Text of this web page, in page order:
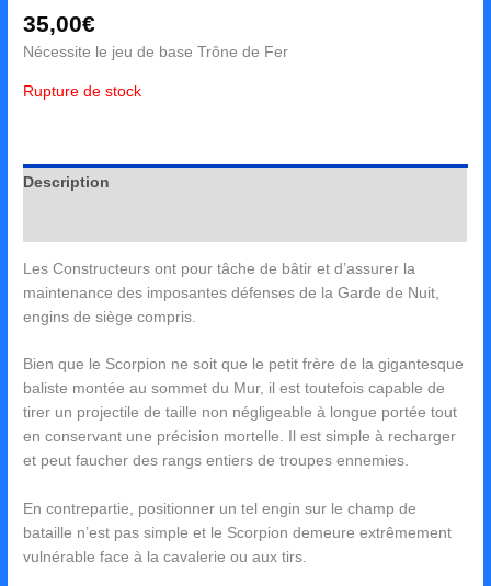
35,00€
Nécessite le jeu de base Trône de Fer
Rupture de stock
Description
Les Constructeurs ont pour tâche de bâtir et d’assurer la
maintenance des imposantes défenses de la Garde de Nuit,
engins de siège compris.
Bien que le Scorpion ne soit que le petit frère de la gigantesque
baliste montée au sommet du Mur, il est toutefois capable de
tirer un projectile de taille non négligeable à longue portée tout
en conservant une précision mortelle. Il est simple à recharger
et peut faucher des rangs entiers de troupes ennemies.
En contrepartie, positionner un tel engin sur le champ de
bataille n’est pas simple et le Scorpion demeure extrêmement
vulnérable face à la cavalerie ou aux tirs.